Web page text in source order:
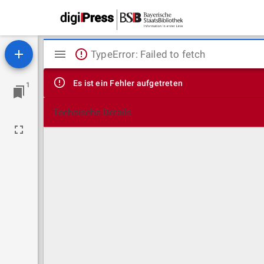
1
Mirador
Viewer
TypeError: Failed to fetch
Es ist ein Fehler aufgetreten
Technische Details